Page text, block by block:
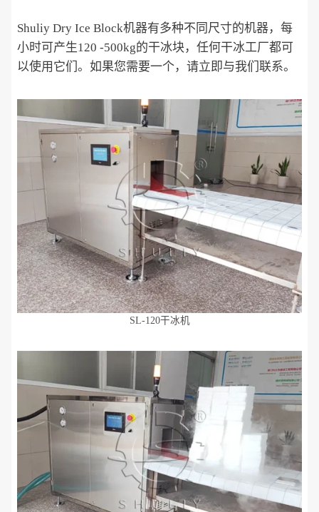
Shuliy Dry Ice Block机器有多种不同尺寸的机器，每
小时可产生120 -500kg的干冰块，任何干冰工厂都可
以使用它们。如果您需要一个，请立即与我们联系。
SL-120干冰机